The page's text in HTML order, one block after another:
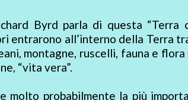
Byrd parla di questa “Terra
entrarono all’interno della Terra
montagne, ruscelli, fauna e
“vita vera”.
molto probabilmente la più